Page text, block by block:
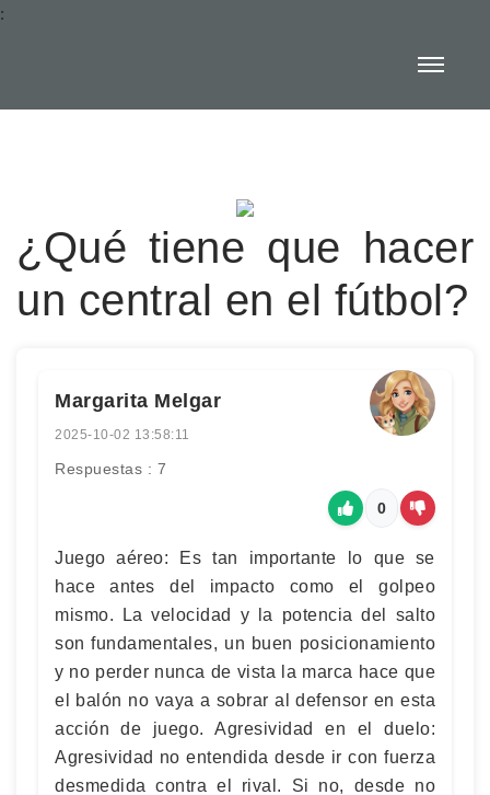
:
¿Qué tiene que hacer
un central en el fútbol?
Margarita Melgar
2025-10-02 13:58:11
Respuestas : 7
0
Juego aéreo: Es tan importante lo que se
hace antes del impacto como el golpeo
mismo. La velocidad y la potencia del salto
son fundamentales, un buen posicionamiento
y no perder nunca de vista la marca hace que
el balón no vaya a sobrar al defensor en esta
acción de juego. Agresividad en el duelo:
Agresividad no entendida desde ir con fuerza
desmedida contra el rival. Si no, desde no